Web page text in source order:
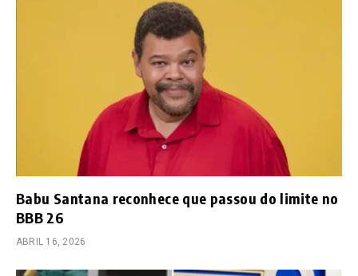
Babu Santana reconhece que passou do limite no
BBB 26
ABRIL 16, 2026